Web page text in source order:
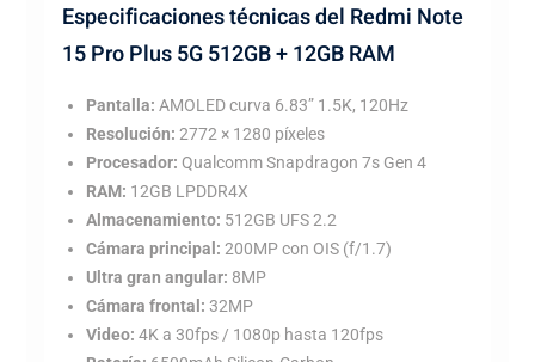
Especificaciones técnicas del Redmi Note
15 Pro Plus 5G 512GB + 12GB RAM
Pantalla: AMOLED curva 6.83” 1.5K, 120Hz
Resolución: 2772 × 1280 píxeles
Procesador: Qualcomm Snapdragon 7s Gen 4
RAM: 12GB LPDDR4X
Almacenamiento: 512GB UFS 2.2
Cámara principal: 200MP con OIS (f/1.7)
Ultra gran angular: 8MP
Cámara frontal: 32MP
Video: 4K a 30fps / 1080p hasta 120fps